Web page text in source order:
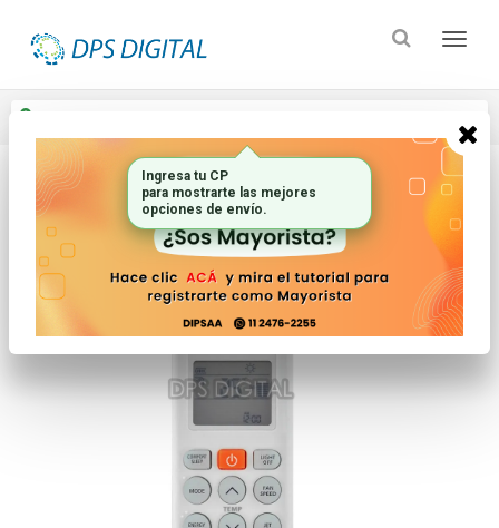
Inicio Controles Remotos Aire Acondicionado
Ingresa tu CP
para mostrarte las mejores
opciones de envío.